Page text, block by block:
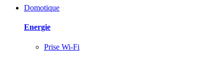
Domotique
Energie
Prise Wi-Fi